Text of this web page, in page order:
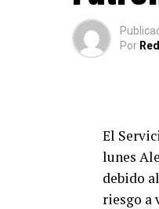
Por
El
lunes
debido
riesgo a